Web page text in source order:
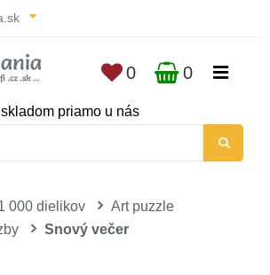
priamo u nás
0 0
000 dielikov
Art puzzle
Snový večer